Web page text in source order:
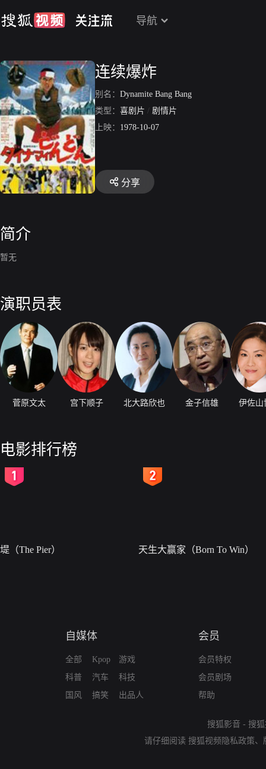
导航
连续爆炸
别名： Dynamite Bang Bang
类型： 喜剧片 / 剧情片
上映： 1978-10-07
分享
简介
暂无
演职员表
菅原文太 宫下顺子 北大路欣也 金子信雄 伊佐山
电影排行榜
堤（The Pier） 天生大赢家（Born To Win）
自媒体
全部
科普
国风
Kpop
汽车
搞笑
游戏
科技
出品人
会员
会员特权
会员剧场
帮助
搜狐影音 - 搜
请仔细阅读 搜狐视频隐私政策、